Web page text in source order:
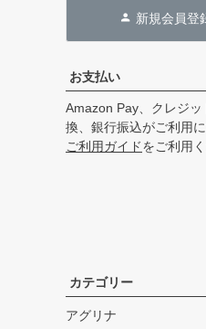
新規会員登
お支払い
Amazon Pay、クレジッ
換、銀行振込がご利用
ご利用ガイドをご利用く
カテゴリー
アグリナ